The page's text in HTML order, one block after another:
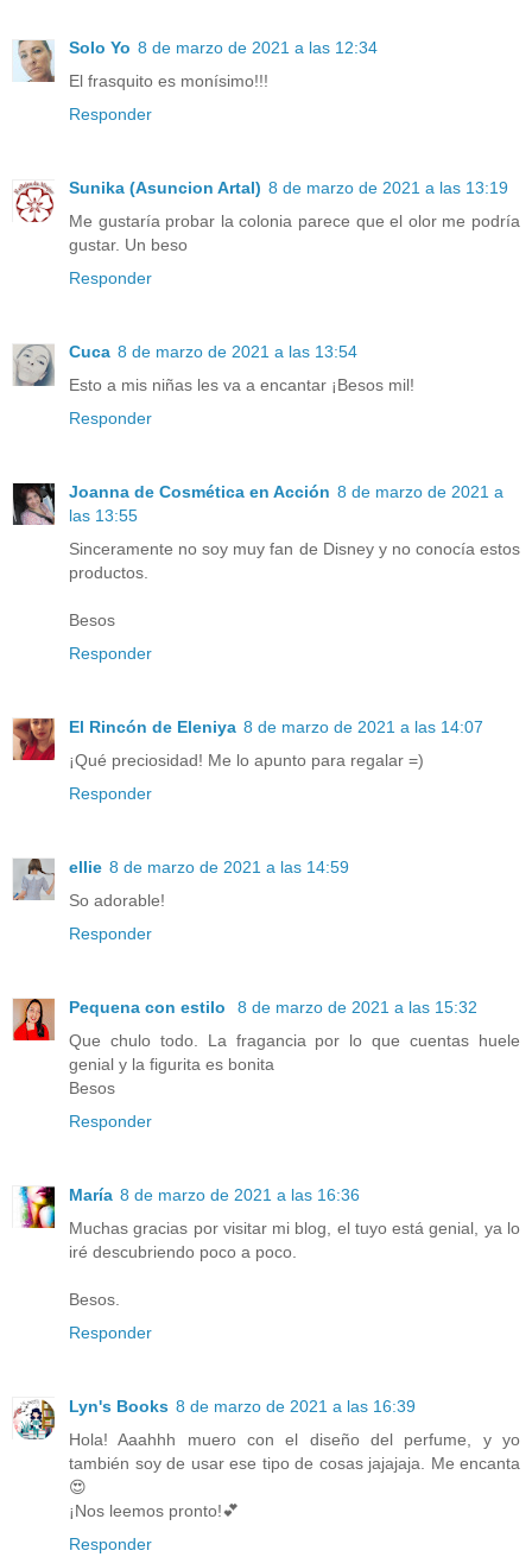
Solo Yo 8 de marzo de 2021 a las 12:34
El frasquito es monísimo!!!
Responder
Sunika (Asuncion Artal) 8 de marzo de 2021 a las 13:19
Me gustaría probar la colonia parece que el olor me podría
gustar. Un beso
Responder
Cuca 8 de marzo de 2021 a las 13:54
Esto a mis niñas les va a encantar ¡Besos mil!
Responder
Joanna de Cosmética en Acción 8 de marzo de 2021 a
las 13:55
Sinceramente no soy muy fan de Disney y no conocía estos
productos.
Besos
Responder
El Rincón de Eleniya 8 de marzo de 2021 a las 14:07
¡Qué preciosidad! Me lo apunto para regalar =)
Responder
ellie 8 de marzo de 2021 a las 14:59
So adorable!
Responder
Pequena con estilo
8 de marzo de 2021 a las 15:32
Que chulo todo. La fragancia por lo que cuentas huele
genial y la figurita es bonita
Besos
Responder
María 8 de marzo de 2021 a las 16:36
Muchas gracias por visitar mi blog, el tuyo está genial, ya lo
iré descubriendo poco a poco.
Besos.
Responder
Lyn's Books 8 de marzo de 2021 a las 16:39
Hola! Aaahhh muero con el diseño del perfume, y yo
también soy de usar ese tipo de cosas jajajaja. Me encanta
😍
¡Nos leemos pronto!💕
Responder